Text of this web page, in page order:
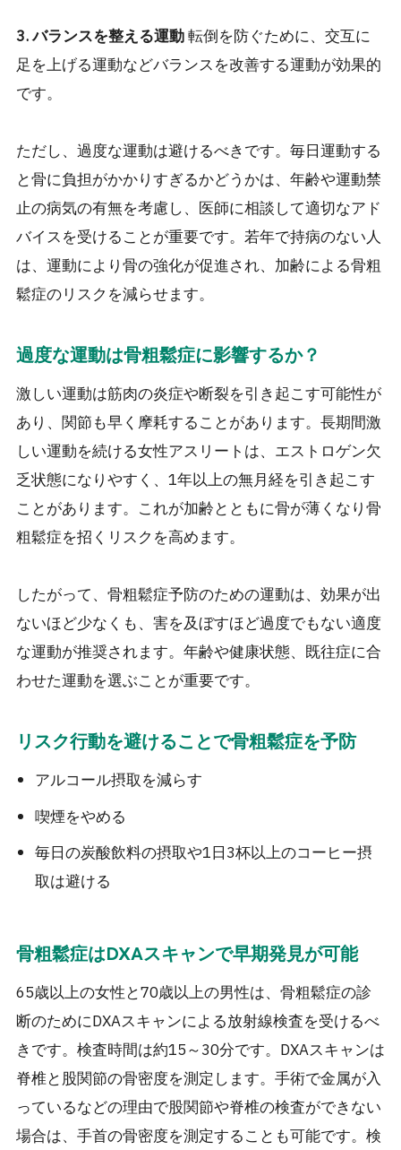
3. バランスを整える運動転倒を防ぐために、交互に
足を上げる運動などバランスを改善する運動が効果的
です。
ただし、過度な運動は避けるべきです。毎日運動する
と骨に負担がかかりすぎるかどうかは、年齢や運動禁
止の病気の有無を考慮し、医師に相談して適切なアド
バイスを受けることが重要です。若年で持病のない人
は、運動により骨の強化が促進され、加齢による骨粗
鬆症のリスクを減らせます。
過度な運動は骨粗鬆症に影響するか？
激しい運動は筋肉の炎症や断裂を引き起こす可能性が
あり、関節も早く摩耗することがあります。長期間激
しい運動を続ける女性アスリートは、エストロゲン欠
乏状態になりやすく、1年以上の無月経を引き起こす
ことがあります。これが加齢とともに骨が薄くなり骨
粗鬆症を招くリスクを高めます。
したがって、骨粗鬆症予防のための運動は、効果が出
ないほど少なくも、害を及ぼすほど過度でもない適度
な運動が推奨されます。年齢や健康状態、既往症に合
わせた運動を選ぶことが重要です。
リスク行動を避けることで骨粗鬆症を予防
アルコール摂取を減らす
喫煙をやめる
毎日の炭酸飲料の摂取や1日3杯以上のコーヒー摂
取は避ける
骨粗鬆症はDXAスキャンで早期発見が可能
65歳以上の女性と70歳以上の男性は、骨粗鬆症の診
断のためにDXAスキャンによる放射線検査を受けるべ
きです。検査時間は約15～30分です。DXAスキャンは
脊椎と股関節の骨密度を測定します。手術で金属が入
っているなどの理由で股関節や脊椎の検査ができない
場合は、手首の骨密度を測定することも可能です。検